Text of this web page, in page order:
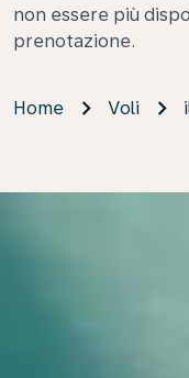
non essere più
prenotazione.
Home Voli